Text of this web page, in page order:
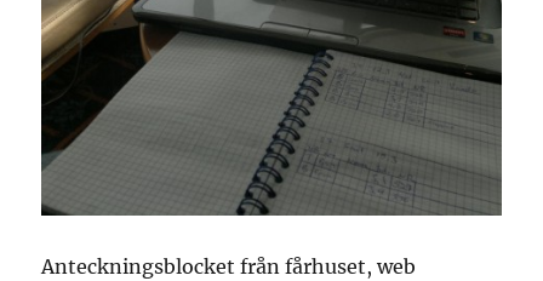
Anteckningsblocket från fårhuset, web